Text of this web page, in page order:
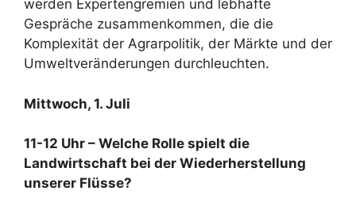
werden Expertengremien und lebhafte
Gespräche zusammenkommen, die die
Komplexität der Agrarpolitik, der Märkte und der
Umweltveränderungen durchleuchten.
Mittwoch, 1. Juli
11-12 Uhr – Welche Rolle spielt die
Landwirtschaft bei der Wiederherstellung
unserer Flüsse?